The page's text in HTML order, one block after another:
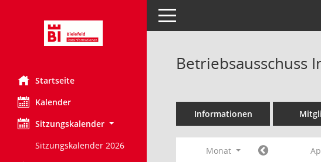
Startseite
Kalender
Sitzungskalender
Sitzungskalender 2026
Toggle navigation
Betriebsausschuss
Informationen
Monat